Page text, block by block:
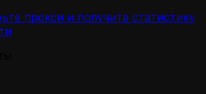
прокси и получите статистику